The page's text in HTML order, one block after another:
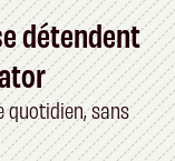
détendent
quotidien, sans